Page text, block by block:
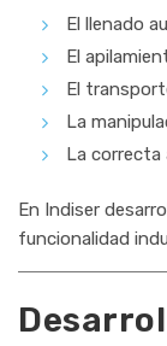
El llenado
El
El
La
La correcta
En Indiser
funcionalidad